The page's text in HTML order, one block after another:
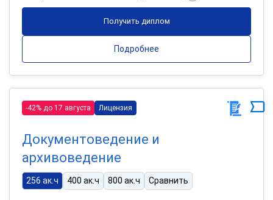
Получить диплом
Подробнее
-42% до 17 августа Лицензия
Документоведение и
архивоведение
256 ак.ч 400 ак.ч 800 ак.ч Сравнить